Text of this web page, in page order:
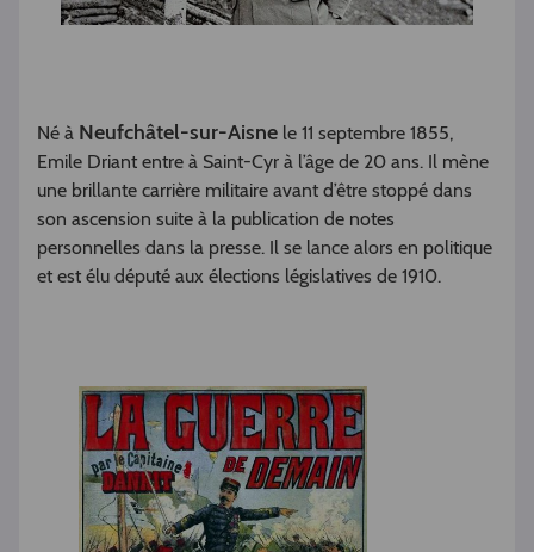
Né à Neufchâtel-sur-Aisne le 11 septembre 1855,
Emile Driant entre à Saint-Cyr à l’âge de 20 ans. Il mène
une brillante carrière militaire avant d’être stoppé dans
son ascension suite à la publication de notes
personnelles dans la presse. Il se lance alors en politique
et est élu député aux élections législatives de 1910.